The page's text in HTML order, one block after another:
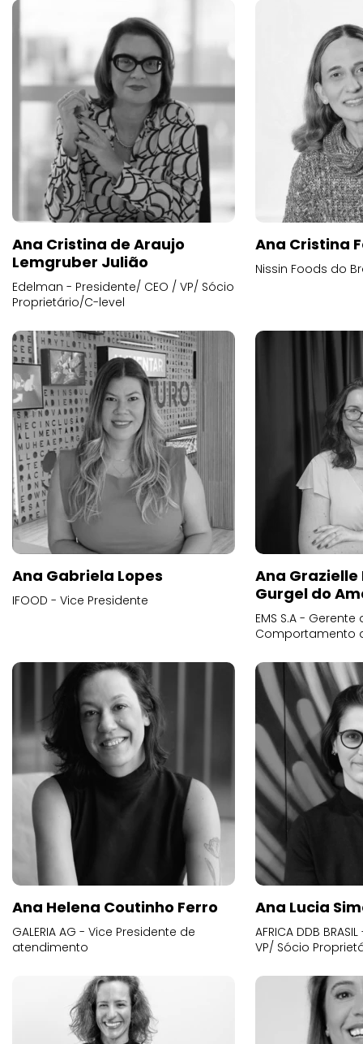
Ana Cristina de Araujo
Lemgruber Julião
Edelman - Presidente/ CEO / VP/ Sócio
Proprietário/C-level
Ana Cristina
Nissin Foods do
Ana Gabriela Lopes
IFOOD - Vice Presidente
Ana
Gurgel do
EMS S.A -
Comportamento
Ana Helena Coutinho Ferro
GALERIA AG - Vice Presidente de
atendimento
Ana Lucia
AFRICA DDB
VP/ Sócio